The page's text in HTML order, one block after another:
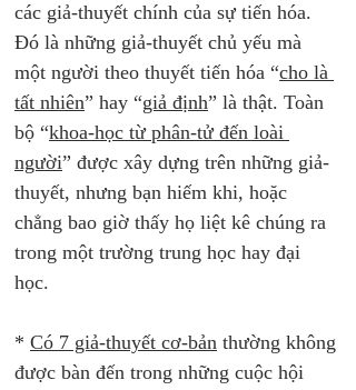
các giả-thuyết chính của sự tiến hóa.
Đó là những giả-thuyết chủ yếu mà
một người theo thuyết tiến hóa “cho là
tất nhiên” hay “giả định” là thật. Toàn
bộ “khoa-học từ phân-tử đến loài
người” được xây dựng trên những giả-
thuyết, nhưng bạn hiếm khi, hoặc
chẳng bao giờ thấy họ liệt kê chúng ra
trong một trường trung học hay đại
học.
* Có 7 giả-thuyết cơ-bản thường không
được bàn đến trong những cuộc hội